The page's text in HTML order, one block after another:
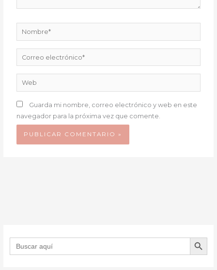
Nombre*
electrónico*
Web
Guarda mi nombre, correo electrónico y web en este
navegador para la próxima vez que comente.
Buscar: BOTÓN DE